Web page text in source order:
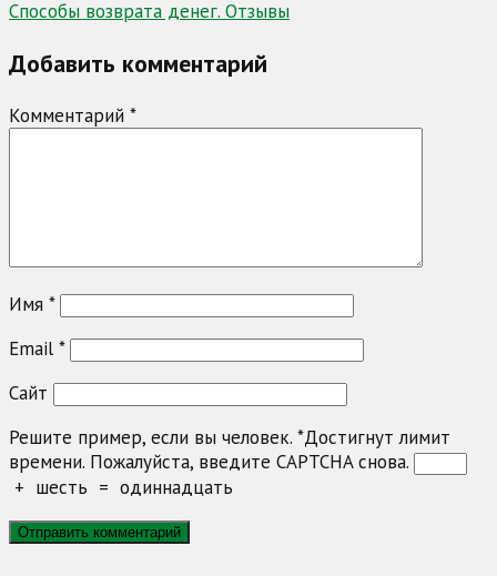
Способы возврата денег. Отзывы
Добавить комментарий
Комментарий *
Имя *
Email *
Сайт
Решите пример, если вы человек. *Достигнут лимит
времени. Пожалуйста, введите CAPTCHA снова.
+ шесть = одиннадцать